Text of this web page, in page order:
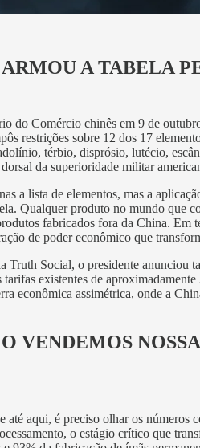
A TABELA
do Comércio chinês em 9 de
restrições sobre 12 dos 17
térbio, disprósio, lutécio,
da superioridade militar
a lista de elementos, mas a
Qualquer produto no mundo que
fabricados fora da China. Em
de poder econômico que
Social, o presidente anunciou
existentes de
econômica assimétrica, onde a
VENDEMOS
aqui, é preciso olhar os
o estágio crítico que